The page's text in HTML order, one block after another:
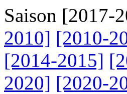
Saison [2017-
2010] [2010-
[2014-2015]
2020] [2020-